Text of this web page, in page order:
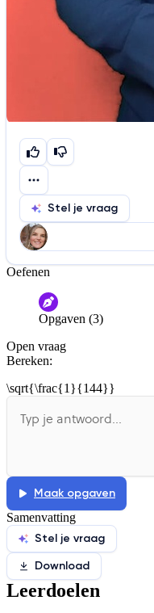
Stel je vraag
Help ons de video te
De audio is slecht
Informatie is onjuist
De docent is te
De uitleg gaat te
Oefenen
Opgaven (3)
Open vraag
Bereken:
\sqrt{\frac{1}{144}}
Maak opgaven
Samenvatting
Stel je vraag
Download
Leerdoelen